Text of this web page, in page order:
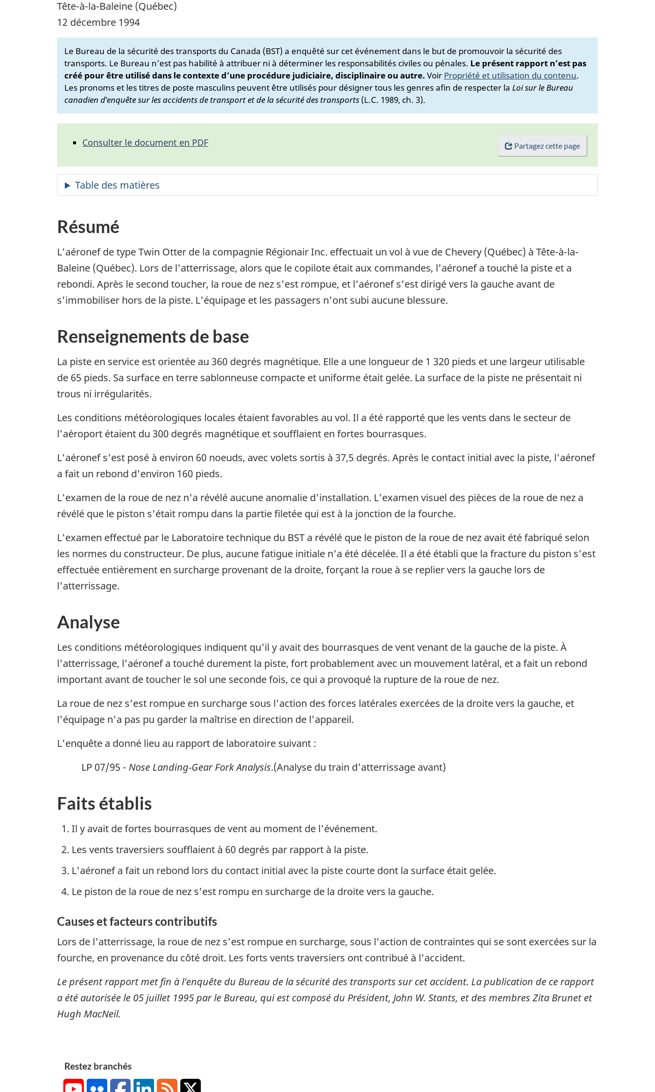
Tête-à-la-Baleine (Québec)
12 décembre 1994
Le Bureau de la sécurité des transports du Canada (BST) a enquêté sur cet événement dans le but de promouvoir la sécurité des
transports. Le Bureau n’est pas habilité à attribuer ni à déterminer les responsabilités civiles ou pénales. Le présent rapport n’est pas
créé pour être utilisé dans le contexte d’une procédure judiciaire, disciplinaire ou autre. Voir Propriété et utilisation du contenu.
Les pronoms et les titres de poste masculins peuvent être utilisés pour désigner tous les genres afin de respecter la Loi sur le Bureau
canadien d’enquête sur les accidents de transport et de la sécurité des transports (L.C. 1989, ch. 3).
Partagez cette page
Consulter le document en PDF
Résumé
L'aéronef de type Twin Otter de la compagnie Régionair Inc. effectuait un vol à vue de Chevery (Québec) à Tête-à-la-
Baleine (Québec). Lors de l'atterrissage, alors que le copilote était aux commandes, l'aéronef a touché la piste et a
rebondi. Après le second toucher, la roue de nez s'est rompue, et l'aéronef s'est dirigé vers la gauche avant de
s'immobiliser hors de la piste. L'équipage et les passagers n'ont subi aucune blessure.
Renseignements de base
La piste en service est orientée au 360 degrés magnétique. Elle a une longueur de 1 320 pieds et une largeur utilisable
de 65 pieds. Sa surface en terre sablonneuse compacte et uniforme était gelée. La surface de la piste ne présentait ni
trous ni irrégularités.
Les conditions météorologiques locales étaient favorables au vol. Il a été rapporté que les vents dans le secteur de
l'aéroport étaient du 300 degrés magnétique et soufflaient en fortes bourrasques.
L'aéronef s'est posé à environ 60 noeuds, avec volets sortis à 37,5 degrés. Après le contact initial avec la piste, l'aéronef
a fait un rebond d'environ 160 pieds.
L'examen de la roue de nez n'a révélé aucune anomalie d'installation. L'examen visuel des pièces de la roue de nez a
révélé que le piston s'était rompu dans la partie filetée qui est à la jonction de la fourche.
L'examen effectué par le Laboratoire technique du BST a révélé que le piston de la roue de nez avait été fabriqué selon
les normes du constructeur. De plus, aucune fatigue initiale n'a été décelée. Il a été établi que la fracture du piston s'est
effectuée entièrement en surcharge provenant de la droite, forçant la roue à se replier vers la gauche lors de
l'atterrissage.
Analyse
Les conditions météorologiques indiquent qu'il y avait des bourrasques de vent venant de la gauche de la piste. À
l'atterrissage, l'aéronef a touché durement la piste, fort probablement avec un mouvement latéral, et a fait un rebond
important avant de toucher le sol une seconde fois, ce qui a provoqué la rupture de la roue de nez.
La roue de nez s'est rompue en surcharge sous l'action des forces latérales exercées de la droite vers la gauche, et
l'équipage n'a pas pu garder la maîtrise en direction de l'appareil.
L'enquête a donné lieu au rapport de laboratoire suivant :
LP 07/95 - Nose Landing-Gear Fork Analysis.(Analyse du train d'atterrissage avant)
Faits établis
Il y avait de fortes bourrasques de vent au moment de l'événement.
Les vents traversiers soufflaient à 60 degrés par rapport à la piste.
L'aéronef a fait un rebond lors du contact initial avec la piste courte dont la surface était gelée.
Le piston de la roue de nez s'est rompu en surcharge de la droite vers la gauche.
Causes et facteurs contributifs
Lors de l'atterrissage, la roue de nez s'est rompue en surcharge, sous l'action de contraintes qui se sont exercées sur la
fourche, en provenance du côté droit. Les forts vents traversiers ont contribué à l'accident.
Le présent rapport met fin à l'enquête du Bureau de la sécurité des transports sur cet accident. La publication de ce rapport
a été autorisée le 05 juillet 1995par le Bureau, qui est composé du Président, John W. Stants, et des membres Zita Brunet et
Hugh MacNeil.
Restez branchés
YouTubeFlickr FacebookLinkedInRSS